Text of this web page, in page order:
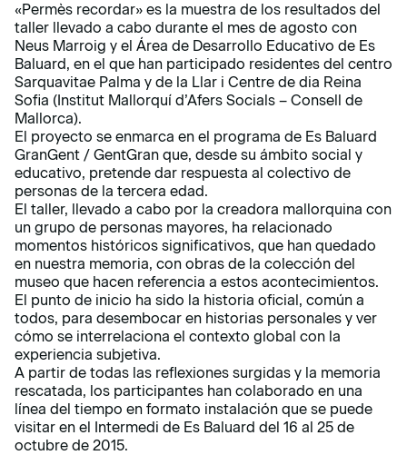
«Permès recordar» es la muestra de los resultados del
taller llevado a cabo durante el mes de agosto con
Neus Marroig y el Área de Desarrollo Educativo de Es
Baluard, en el que han participado residentes del centro
Sarquavitae Palma y de la Llar i Centre de dia Reina
Sofia (Institut Mallorquí d’Afers Socials – Consell de
Mallorca).
El proyecto se enmarca en el programa de Es Baluard
GranGent / GentGran que, desde su ámbito social y
educativo, pretende dar respuesta al colectivo de
personas de la tercera edad.
El taller, llevado a cabo por la creadora mallorquina con
un grupo de personas mayores, ha relacionado
momentos históricos significativos, que han quedado
en nuestra memoria, con obras de la colección del
museo que hacen referencia a estos acontecimientos.
El punto de inicio ha sido la historia oficial, común a
todos, para desembocar en historias personales y ver
cómo se interrelaciona el contexto global con la
experiencia subjetiva.
A partir de todas las reflexiones surgidas y la memoria
rescatada, los participantes han colaborado en una
línea del tiempo en formato instalación que se puede
visitar en el Intermedi de Es Baluard del 16 al 25 de
octubre de 2015.